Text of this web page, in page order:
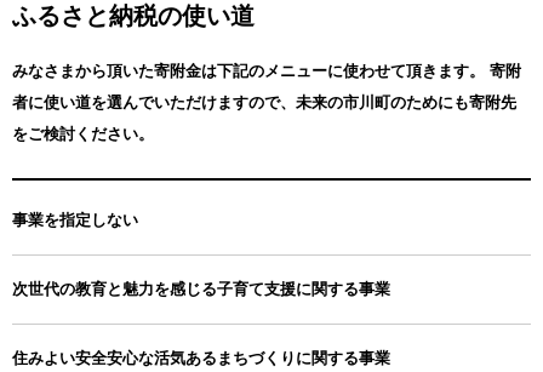
ふるさと納税の使い道
みなさまから頂いた寄附金は下記のメニューに使わせて頂きます。
寄附
者に使い道を選んでいただけますので、未来の市川町のためにも寄附先
をご検討ください。
事業を指定しない
次世代の教育と魅力を感じる子育て支援に関する事業
住みよい安全安心な活気あるまちづくりに関する事業